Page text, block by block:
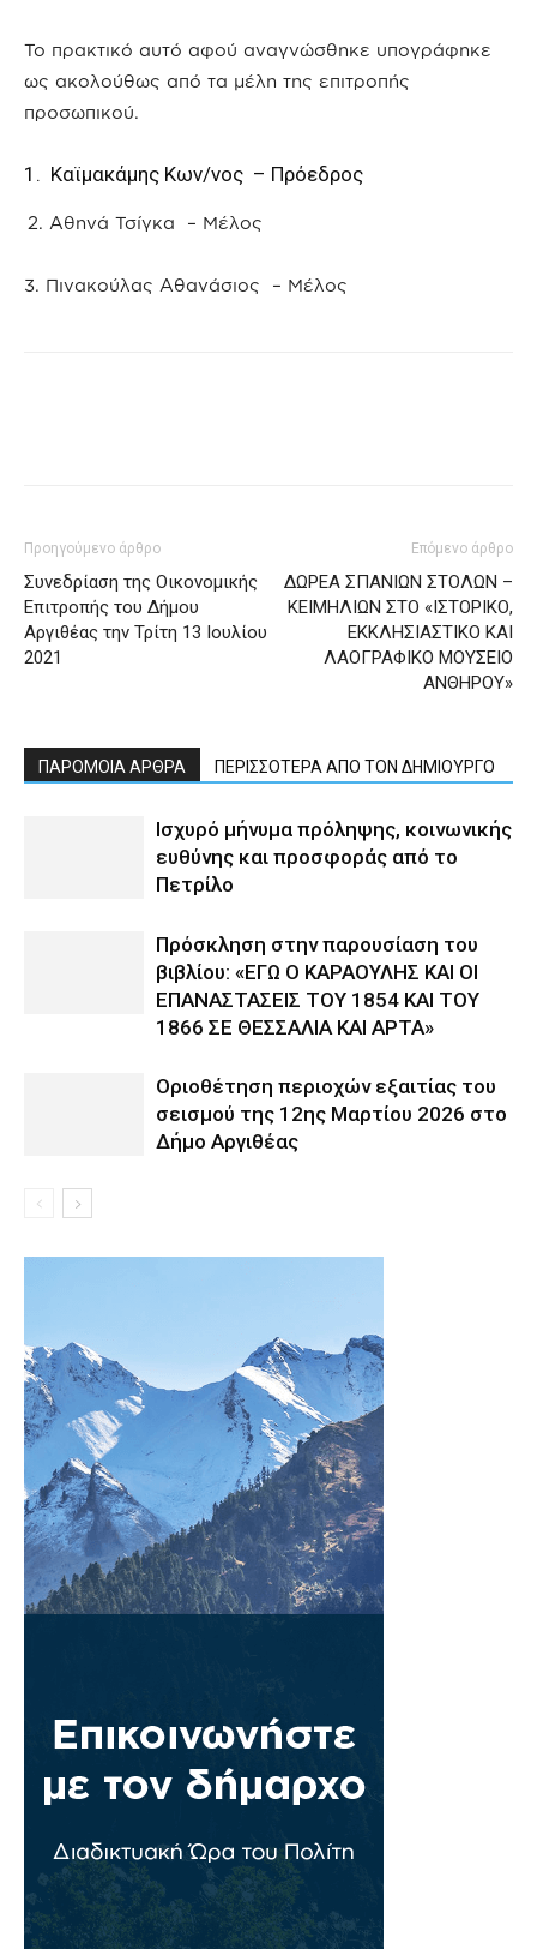
Το πρακτικό αυτό αφού αναγνώσθηκε υπογράφηκε
ως ακολούθως από τα μέλη της επιτροπής
προσωπικού.
1. Καϊμακάμης Κων/νος – Πρόεδρος
Αθηνά Τσίγκα – Μέλος
3. Πινακούλας Αθανάσιος – Μέλος
Προηγούμενο άρθρο
Συνεδρίαση της Οικονομικής
Επιτροπής του Δήμου
Αργιθέας την Τρίτη 13 Ιουλίου
2021
Επόμενο άρθρο
ΔΩΡΕΑ ΣΠΑΝΙΩΝ ΣΤΟΛΩΝ –
ΚΕΙΜΗΛΙΩΝ ΣΤΟ «ΙΣΤΟΡΙΚΟ,
ΕΚΚΛΗΣΙΑΣΤΙΚΟ ΚΑΙ
ΛΑΟΓΡΑΦΙΚΟ ΜΟΥΣΕΙΟ
ΑΝΘΗΡΟΥ»
ΠΑΡΟΜΟΙΑ ΑΡΘΡΑ ΠΕΡΙΣΣΟΤΕΡΑ ΑΠΟ ΤΟΝ ΔΗΜΙΟΥΡΓΟ
Ισχυρό μήνυμα πρόληψης, κοινωνικής
ευθύνης και προσφοράς από το
Πετρίλο
Πρόσκληση στην παρουσίαση του
βιβλίου: «ΕΓΩ Ο ΚΑΡΑΟΥΛΗΣ ΚΑΙ ΟΙ
ΕΠΑΝΑΣΤΑΣΕΙΣ ΤΟΥ 1854 ΚΑΙ ΤΟΥ
1866 ΣΕ ΘΕΣΣΑΛΙΑ ΚΑΙ ΑΡΤΑ»
Οριοθέτηση περιοχών εξαιτίας του
σεισμού της 12ης Μαρτίου 2026 στο
Δήμο Αργιθέας